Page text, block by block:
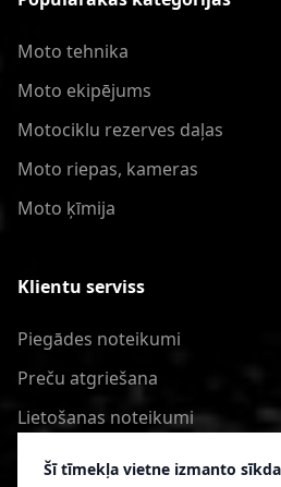
Šī tīmekļa vietne izmanto
Moto tehnika
Moto ekipējums
Motociklu rezerves daļas
Moto riepas, kameras
Moto ķīmija
Klientu serviss
Piegādes noteikumi
Preču atgriešana
Lietošanas noteikumi
Privātuma politika